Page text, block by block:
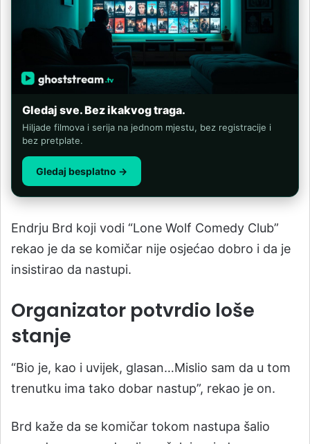
Gledaj sve. Bez ikakvog traga.
Hiljade filmova i serija na jednom mjestu, bez registracije i
bez pretplate.
Gledaj besplatno →
Endrju Brd koji vodi “Lone Wolf Comedy Club”
rekao je da se komičar nije osjećao dobro i da je
insistirao da nastupi.
Organizator potvrdio loše
stanje
“Bio je, kao i uvijek, glasan…Mislio sam da u tom
trenutku ima tako dobar nastup”, rekao je on.
Brd kaže da se komičar tokom nastupa šalio